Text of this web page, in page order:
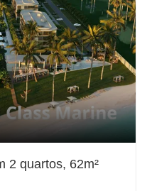
2 quartos, 62m²